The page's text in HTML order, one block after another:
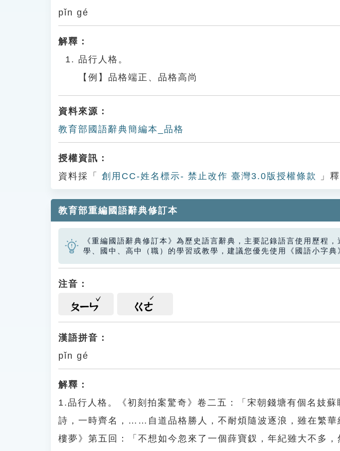
pǐn gé
解釋：
品行人格。
【例】品格端正、品格高尚
資料來源：
教育部國語辭典簡編本_品格
授權資訊：
資料採「
創用CC-姓名標示- 禁止改作 臺灣3.0版授權條款 」
教育部重編國語辭典修訂本
《重編國語辭典修訂本》為歷史語言辭典，主要記錄語言使用歷程
學、國中、高中（職）的學習或教學，建議您優先使用《國語小字典
注音：
ㄆㄧㄣ ㄍㄜ
漢語拼音：
pǐn gé
解釋：
1.品行人格。《初刻拍案驚奇》卷二五：「宋朝錢塘有個名妓
詩，一時齊名，……自道品格勝人，不耐煩隨波逐浪，雖在繁華
樓夢》第五回：「不想如今忽來了一個薛寶釵，年紀雖大不多